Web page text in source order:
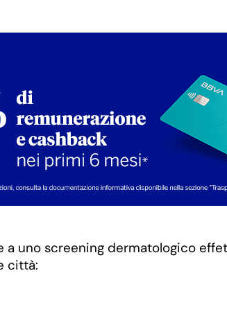
uno screening dermatologico
città: